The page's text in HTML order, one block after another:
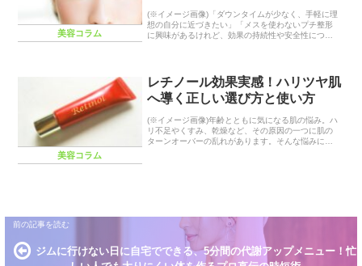
美容コラム
則
(※イメージ画像)「ダウンタイムが少なく、手軽に理
想の自分に近づきたい」「メスを使わないプチ整形
に興味があるけれど、効果の持続性や安全性につい
美容コラム
レチノール効果実感！ハリツヤ肌
へ導く正しい選び方と使い方
(※イメージ画像)年齢とともに気になる肌の悩み。ハ
リ不足やくすみ、乾燥など、その原因の一つに肌の
ターンオーバーの乱れがあります。そんな悩みにア
ジムに行けない日に自宅でできる、5分間の代謝アップメニュー！忙